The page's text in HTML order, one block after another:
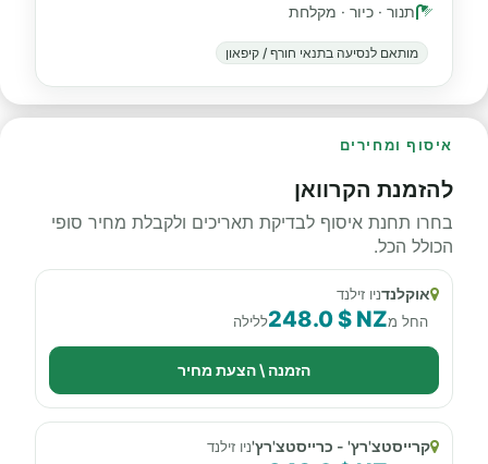
תנור · כיור · מקלחת
מותאם לנסיעה בתנאי חורף / קיפאון
איסוף ומחירים
להזמנת הקרוואן
בחרו תחנת איסוף לבדיקת תאריכים ולקבלת מחיר סופי
הכולל הכל.
אוקלנדניו זילנד
החל מ248.0 $ NZללילה
הזמנה \ הצעת מחיר
קרייסטצ'רץ' - כרייסטצ'רץ'ניו זילנד